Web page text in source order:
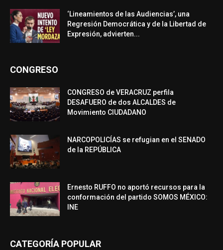
‘Lineamientos de las Audiencias’, una
Regresión Democrática y de la Libertad de
Expresión, advierten...
CONGRESO
CONGRESO de VERACRUZ perfila
DESAFUERO de dos ALCALDES de
Movimiento CIUDADANO
NARCOPOLICÍAS se refugian en el SENADO
de la REPÚBLICA
Ernesto RUFFO no aportó recursos para la
conformación del partido SOMOS MÉXICO:
INE
CATEGORÍA POPULAR